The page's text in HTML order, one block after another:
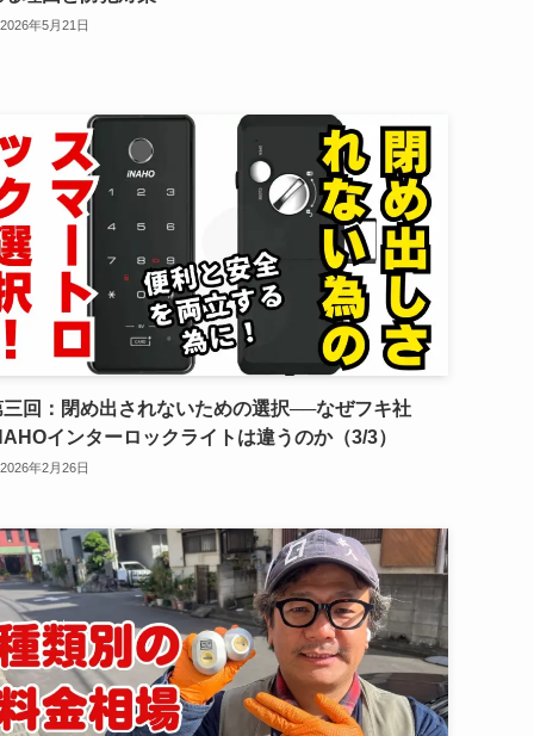
2026年5月21日
三回：閉め出されないための選択──なぜフキ社
インターロックライトは違うのか（3/3）
2026年2月26日